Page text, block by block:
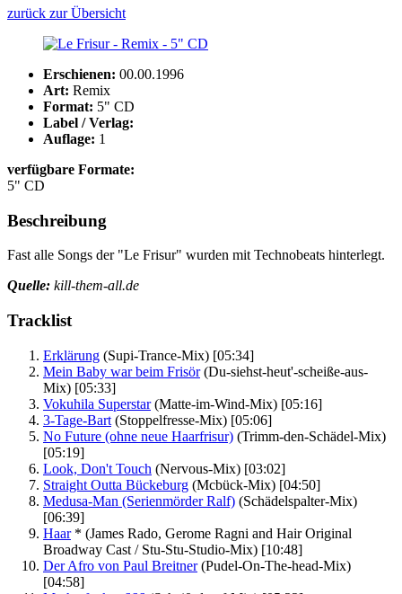
zurück zur Übersicht
Erschienen: 00.00.1996
Art: Remix
Format: 5" CD
Label / Verlag:
Auflage: 1
verfügbare Formate:
5" CD
Beschreibung
Fast alle Songs der "Le Frisur" wurden mit Technobeats hinterlegt.
Quelle: kill-them-all.de
Tracklist
Erklärung (Supi-Trance-Mix) [05:34]
Mein Baby war beim Frisör (Du-siehst-heut'-scheiße-aus-
Mix) [05:33]
Vokuhila Superstar (Matte-im-Wind-Mix) [05:16]
3-Tage-Bart (Stoppelfresse-Mix) [05:06]
No Future (ohne neue Haarfrisur) (Trimm-den-Schädel-Mix)
[05:19]
Look, Don't Touch (Nervous-Mix) [03:02]
Straight Outta Bückeburg (Mcbück-Mix) [04:50]
Medusa-Man (Serienmörder Ralf) (Schädelspalter-Mix)
[06:39]
Haar* (James Rado, Gerome Ragni and Hair Original
Broadway Cast / Stu-Stu-Studio-Mix) [10:48]
Der Afro von Paul Breitner (Pudel-On-The-head-Mix)
[04:58]